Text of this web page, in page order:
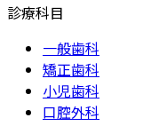
診療科目
一般歯科
矯正歯科
小児歯科
口腔外科